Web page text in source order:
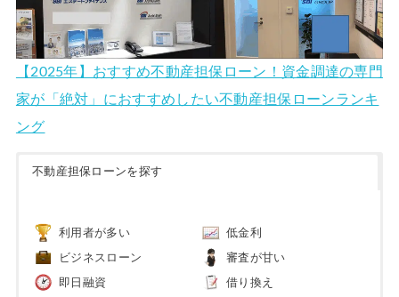
【2025年】おすすめ不動産担保ローン！資金調達の専門
家が「絶対」におすすめしたい不動産担保ローンランキ
ング
不動産担保ローンを探す
利用者が多い 低金利
ビジネスローン 審査が甘い
即日融資 借り換え